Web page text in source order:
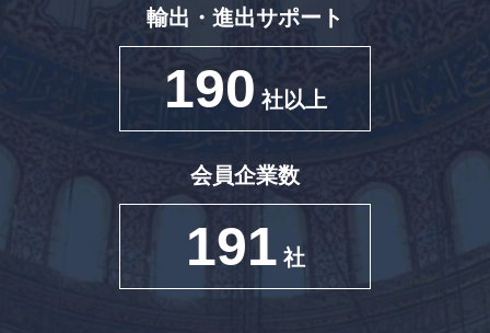
輸出・進出サポート
190 社以上
会員企業数
191 社